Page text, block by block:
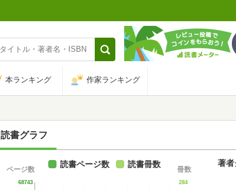
本ランキング 作家ランキング
読書グラフ
68743
ページ数
284
冊数
読書ページ数 読書冊数 著者